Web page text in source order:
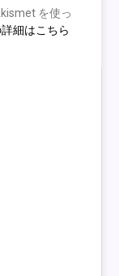
を使っ
細はこちら